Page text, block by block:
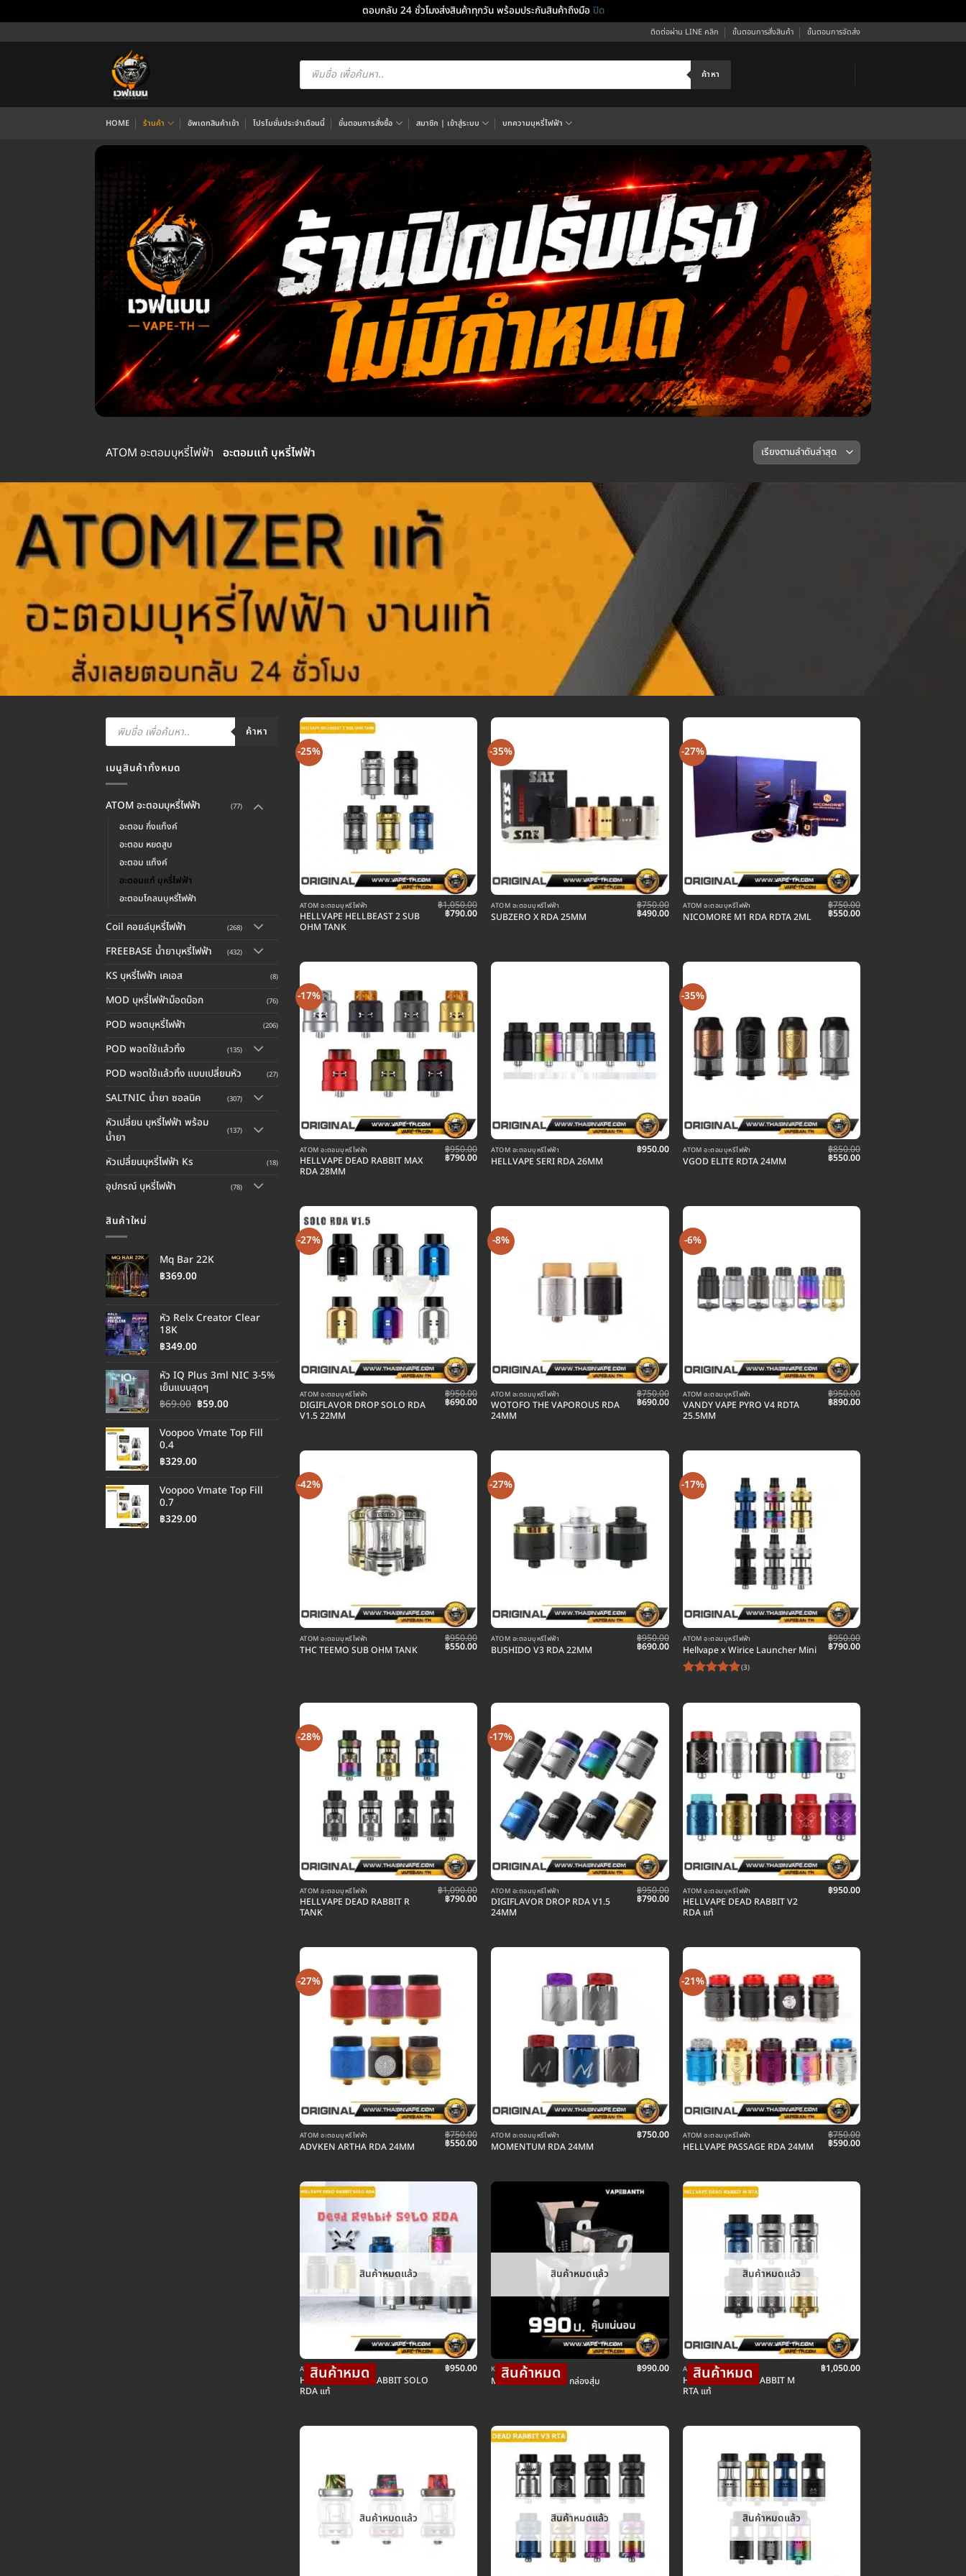
ตอบกลับ 24 ชั่วโมงส่งสินค้าทุกวัน พร้อมประกันสินค้าถึงมือ ปิด
ไป
ติดต่อผ่าน LINE คลิก ขั้นตอนการสั่งสินค้า ขั้นตอนการจัดส่ง
Products
search ค้าหา
HOME ร้านค้า อัพเดทสินค้าเข้า โปรโมชั่นประจำเดือนนี้ ขั้นตอนการสั่งซื้อ สมาชิก | เข้าสู่ระบบ บทความบุหรี่ไฟฟ้า
ATOM อะตอมบุหรี่ไฟฟ้า อะตอมแท้ บุหรี่ไฟฟ้า
Products
search ค้าหา
เมนูสินค้าทั้งหมด
ATOM อะตอมบุหรี่ไฟฟ้า (77)
อะตอม กึ่งแท็งค์
อะตอม หยดสูบ
อะตอม แท็งค์
อะตอมแท้ บุหรี่ไฟฟ้า
อะตอมโคลนบุหรี่ไฟฟ้า
Coil คอยล์บุหรี่ไฟฟ้า (268)
FREEBASE น้ำยาบุหรี่ไฟฟ้า (432)
KS บุหรี่ไฟฟ้า เคเอส (8)
MOD บุหรี่ไฟฟ้าม็อดบ๊อก (76)
POD พอตบุหรี่ไฟฟ้า (206)
POD พอตใช้แล้วทิ้ง (135)
POD พอตใช้แล้วทิ้ง แบบเปลี่ยนหัว (27)
SALTNIC น้ำยา ซอลนิค (307)
หัวเปลี่ยน บุหรี่ไฟฟ้า พร้อม
น้ำยา
(137)
หัวเปลี่ยนบุหรี่ไฟฟ้า Ks (18)
อุปกรณ์ บุหรี่ไฟฟ้า (78)
สินค้าใหม่
Mq Bar 22K
฿369.00
หัว Relx Creator Clear
18K
฿349.00
หัว IQ Plus 3ml NIC 3-5%
เย็นแบบสุดๆ
฿69.00 Original
was:
฿59.00Current
is:
฿59.00.
Voopoo Vmate Top Fill
0.4
฿329.00
Voopoo Vmate Top Fill
0.7
฿329.00
-25%
ATOM อะตอมบุหรี่ไฟฟ้า
HELLVAPE HELLBEAST 2 SUB
OHM TANK
฿1,050.00
Original
price
฿790.00Current
price
-35%
ATOM อะตอมบุหรี่ไฟฟ้า
SUBZERO X RDA 25MM
฿750.00
Original
price
฿490.00Current
price
-27%
ATOM อะตอมบุหรี่ไฟฟ้า
NICOMORE M1 RDA RDTA 2ML
฿750.00
Original
price
฿550.00Current
-17%
ATOM อะตอมบุหรี่ไฟฟ้า
HELLVAPE DEAD RABBIT MAX
RDA 28MM
฿950.00
Original
price
฿790.00Current
price
ATOM อะตอมบุหรี่ไฟฟ้า
HELLVAPE SERI RDA 26MM
฿950.00
-35%
ATOM อะตอมบุหรี่ไฟฟ้า
VGOD ELITE RDTA 24MM
฿850.00
Original
price
฿550.00Current
-27%
ATOM อะตอมบุหรี่ไฟฟ้า
DIGIFLAVOR DROP SOLO RDA
V1.5 22MM
฿950.00
Original
price
฿690.00Current
price
-8%
ATOM อะตอมบุหรี่ไฟฟ้า
WOTOFO THE VAPOROUS RDA
24MM
฿750.00
Original
price
฿690.00Current
price
-6%
ATOM อะตอมบุหรี่ไฟฟ้า
VANDY VAPE PYRO V4 RDTA
25.5MM
฿950.00
Original
price
฿890.00Current
-42%
ATOM อะตอมบุหรี่ไฟฟ้า
THC TEEMO SUB OHM TANK
฿950.00
Original
price
฿550.00Current
price
-27%
ATOM อะตอมบุหรี่ไฟฟ้า
BUSHIDO V3 RDA 22MM
฿950.00
Original
price
฿690.00Current
price
฿690.00.
-17%
ATOM อะตอมบุหรี่ไฟฟ้า
Hellvape x Wirice Launcher Mini
5 คะแนน
(3)
฿950.00
Original
price
฿790.00Current
-28%
ATOM อะตอมบุหรี่ไฟฟ้า
HELLVAPE DEAD RABBIT R
TANK
฿1,090.00
Original
price
฿790.00Current
price
-17%
ATOM อะตอมบุหรี่ไฟฟ้า
DIGIFLAVOR DROP RDA V1.5
24MM
฿950.00
Original
price
฿790.00Current
price
ATOM อะตอมบุหรี่ไฟฟ้า
HELLVAPE DEAD RABBIT V2
RDA แท้
฿950.00
-27%
ATOM อะตอมบุหรี่ไฟฟ้า
ADVKEN ARTHA RDA 24MM
฿750.00
Original
price
฿550.00Current
price
ATOM อะตอมบุหรี่ไฟฟ้า
MOMENTUM RDA 24MM
฿750.00
-21%
ATOM อะตอมบุหรี่ไฟฟ้า
HELLVAPE PASSAGE RDA 24MM
฿750.00
Original
price
฿590.00Current
สินค้าหมดแล้ว
ATOM อะตอมบุหรี่ไฟฟ้า
HELLVAPE DEAD RABBIT SOLO
RDA แท้
฿950.00
สินค้าหมดแล้ว
KS บุหรี่ไฟฟ้า เคเอส
MYSTERY BOX SET กล่องสุ่ม
฿990.00
สินค้าหมดแล้ว
ATOM อะตอมบุหรี่ไฟฟ้า
HELLVAPE DEAD RABBIT M
RTA แท้
฿1,050.00
สินค้าหมดแล้ว สินค้าหมดแล้ว สินค้าหมดแล้ว